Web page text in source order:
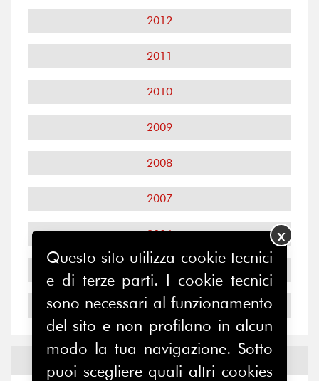
2012
2011
2010
2009
2008
2007
2006
2004
Eventi
Questo sito utilizza cookie tecnici
e di terze parti. I cookie tecnici
sono necessari al funzionamento
del sito e non profilano in alcun
modo la tua navigazione. Sotto
puoi scegliere quali altri cookies
X